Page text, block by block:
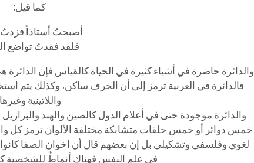
كما قيل:
أصبحتُ أستاذاً فزدتُ
فلقد فقدتُ تواضع
والدائرة حاضرة في أشياء كثيرة في الحياة كالقياس فإن
فالدائرة في العربية ترمز إلى أن الحرف ساكن، وكذلك يتم
واللاتينية
والدائرة موجودة حتى في أعلام الدول كالصين والهند
خمس دوائر أو خمس حلقات متشابكة مختلفة الألوان ترمز كل
لغوي وفلسفي وتشكيلي بل إن بعضهم قال أن اخوان الصفا
في علم النفس فهناك أنماطٌ للشخصية